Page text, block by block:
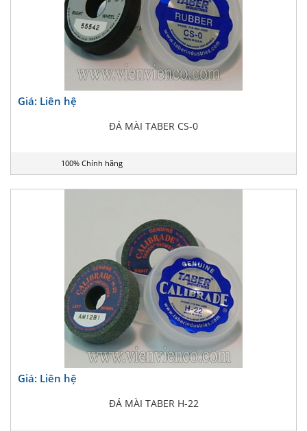
Giá: Liên hệ
ĐÁ MÀI TABER CS-0
100% Chính hãng
Giá: Liên hệ
ĐÁ MÀI TABER H-22